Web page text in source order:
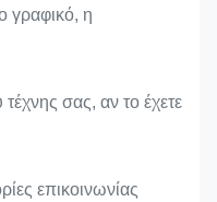
γραφικό, η
τέχνης σας, αν το έχετε
επικοινωνίας